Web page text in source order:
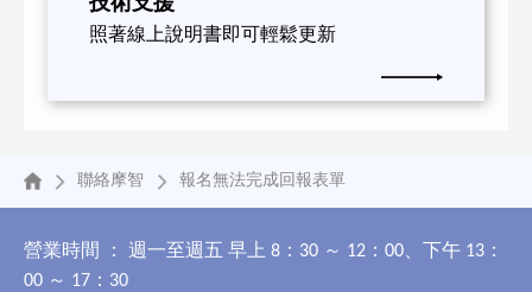
照著線上說明書即可輕鬆更新
聯絡摩智 報名無法完成回報表單
營業時間 ： 週一至週五 早上 8：30 ～ 12：00、下午 13：
00 ～ 17：30